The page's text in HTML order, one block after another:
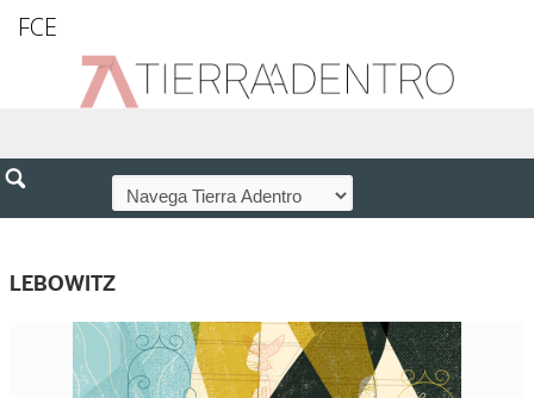
FCE
LEBOWITZ